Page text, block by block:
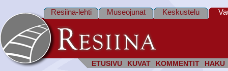
ETUSIVU KUVAT KOMMENTIT HAKU
Resiina-lehti Museojunat Keskustelu